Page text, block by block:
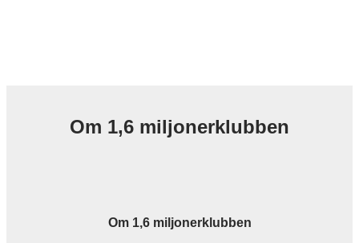
Om 1,6 miljonerklubben
Om 1,6 miljonerklubben